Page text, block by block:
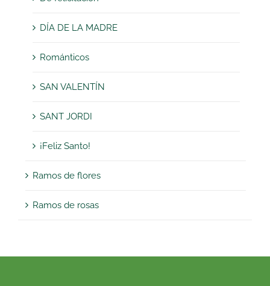
DÍA DE LA MADRE
Románticos
SAN VALENTÍN
SANT JORDI
¡Feliz Santo!
Ramos de flores
Ramos de rosas